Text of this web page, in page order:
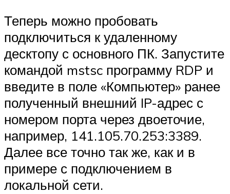
Теперь можно пробовать
подключиться к удаленному
десктопу с основного ПК. Запустите
командой mstsc программу RDP и
введите в поле «Компьютер» ранее
полученный внешний IP-адрес с
номером порта через двоеточие,
например, 141.105.70.253:3389.
Далее все точно так же, как и в
примере с подключением в
локальной сети.